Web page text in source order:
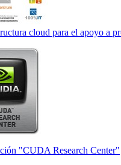
cloud para el apoyo a
"CUDA Research Center"